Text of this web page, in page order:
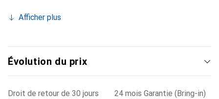
Afficher plus
Évolution du prix
Droit de retour de 30 jours
24 mois Garantie (Bring-in)